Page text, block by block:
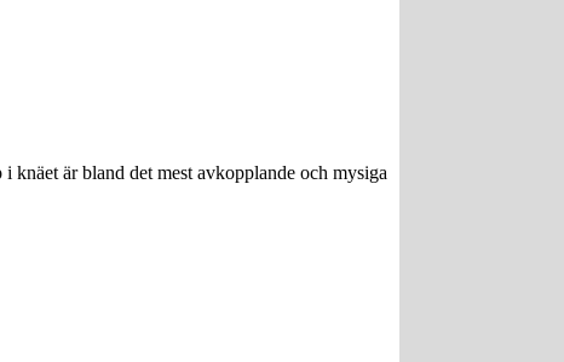
knäet är bland det mest avkopplande och mysiga